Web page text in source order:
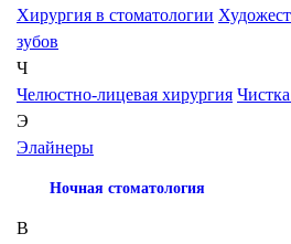
Хирургия в стоматологии
зубов
Ч
Челюстно-лицевая хирургия
Э
Элайнеры
Ночная стоматология
В